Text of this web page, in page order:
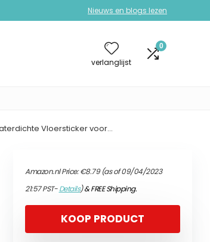
Nieuws en blogs lezen
verlanglijst
0
Vloersticker voor…
Amazon.nl Price:€8.79(as of 09/04/2023
21:57 PST-Details)&FREE Shipping.
KOOP PRODUCT